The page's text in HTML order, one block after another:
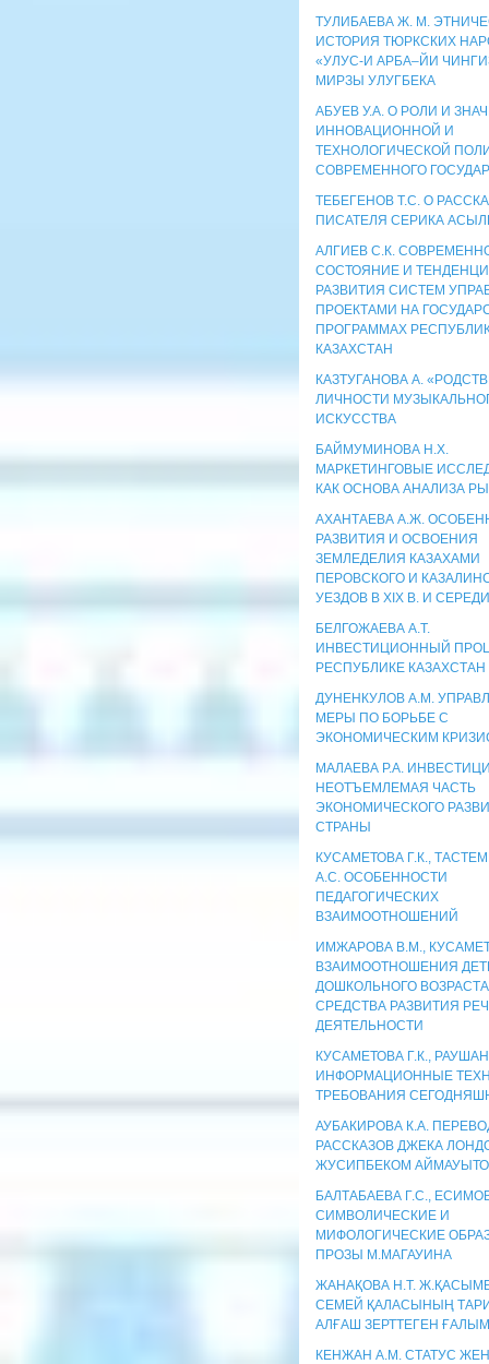
ТУЛИБАЕВА Ж. М.
ИСТОРИЯ ТЮРКСКИХ
«УЛУС-И АРБА–ЙИ
МИРЗЫ УЛУГБЕКА
АБУЕВ У.А. О РОЛИ И
ИННОВАЦИОННОЙ И
ТЕХНОЛОГИЧЕСКОЙ
СОВРЕМЕННОГО
ТЕБЕГЕНОВ Т.С. О
ПИСАТЕЛЯ СЕРИКА
АЛГИЕВ С.К.
СОСТОЯНИЕ И
РАЗВИТИЯ СИСТЕМ
ПРОЕКТАМИ НА
ПРОГРАММАХ
КАЗАХСТАН
КАЗТУГАНОВА А.
ЛИЧНОСТИ
ИСКУССТВА
БАЙМУМИНОВА Н.Х.
МАРКЕТИНГОВЫЕ
КАК ОСНОВА АНАЛИЗА
АХАНТАЕВА А.Ж.
РАЗВИТИЯ И ОСВОЕНИЯ
ЗЕМЛЕДЕЛИЯ КАЗАХАМИ
ПЕРОВСКОГО И
УЕЗДОВ В XIX В. И
БЕЛГОЖАЕВА А.Т.
ИНВЕСТИЦИОННЫЙ
РЕСПУБЛИКE КАЗАХСТАН
ДУНЕНКУЛОВ А.М.
МЕРЫ ПО БОРЬБЕ С
ЭКОНОМИЧЕСКИМ
МАЛАЕВА Р.А.
НЕОТЪЕМЛЕМАЯ ЧАСТЬ
ЭКОНОМИЧЕСКОГО
СТРАНЫ
КУСАМЕТОВА Г.К.,
А.С. ОСОБЕННОСТИ
ПЕДАГОГИЧЕСКИХ
ВЗАИМООТНОШЕНИЙ
ИМЖАРОВА В.М.,
ВЗАИМООТНОШЕНИЯ
ДОШКОЛЬНОГО
СРЕДСТВА РАЗВИТИЯ
ДЕЯТЕЛЬНОСТИ
КУСАМЕТОВА Г.К.,
ИНФОРМАЦИОННЫЕ
ТРЕБОВАНИЯ
АУБАКИРОВА К.А.
РАССКАЗОВ ДЖЕКА
ЖУСИПБЕКОМ
БАЛТАБАЕВА Г.С.,
СИМВОЛИЧЕСКИЕ И
МИФОЛОГИЧЕСКИЕ
ПРОЗЫ М.МАГАУИНА
ЖАНАҚОВА Н.Т.
СЕМЕЙ ҚАЛАСЫНЫҢ
АЛҒАШ ЗЕРТТЕГЕН ҒАЛЫМ
КЕНЖАН А.М. СТАТУС